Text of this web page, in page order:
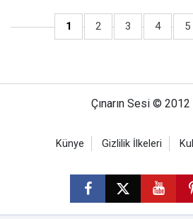
1 2 3 4 5
Çınarın Sesi ©
Künye Gizlilik İlkeleri